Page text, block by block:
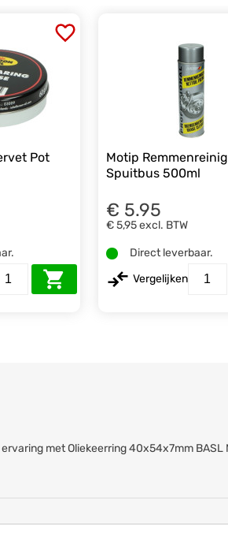
Pot
Motip
Spuitbus 500ml
€ 5.95
€ 5,95excl. BTW
Direct leverbaar.
Vergelijken
met Oliekeerring 40x54x7mm BASL